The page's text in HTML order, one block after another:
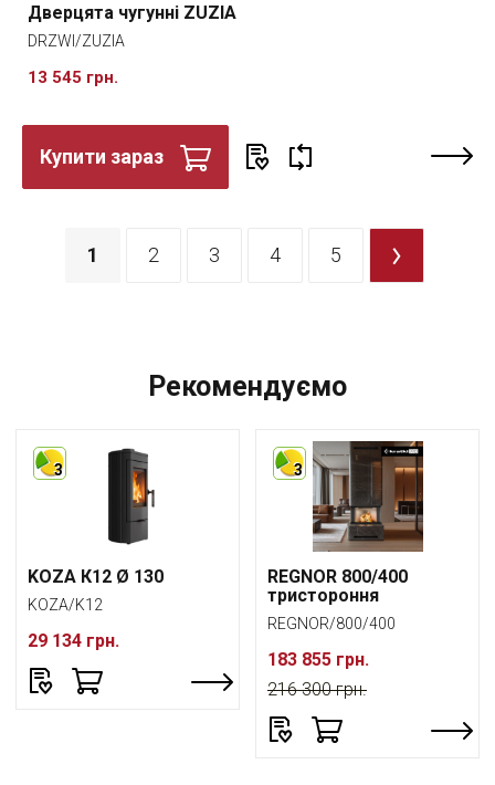
Дверцята чугунні ZUZIA
DRZWI/ZUZIA
13 545 грн.
Купити зараз
1 2 3 4 5 >
Рекомендуємо
3
KOZA К12 Ø 130
KOZA/K12
29 134 грн.
3
REGNOR 800/400
тристороння
REGNOR/800/400
183 855 грн.
216 300 грн.